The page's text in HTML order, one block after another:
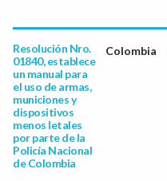
Resolución Nro.
01840, establece
un manual para
el uso de armas,
municiones y
dispositivos
menos letales
por parte de la
Policía Nacional
de Colombia
Colombia